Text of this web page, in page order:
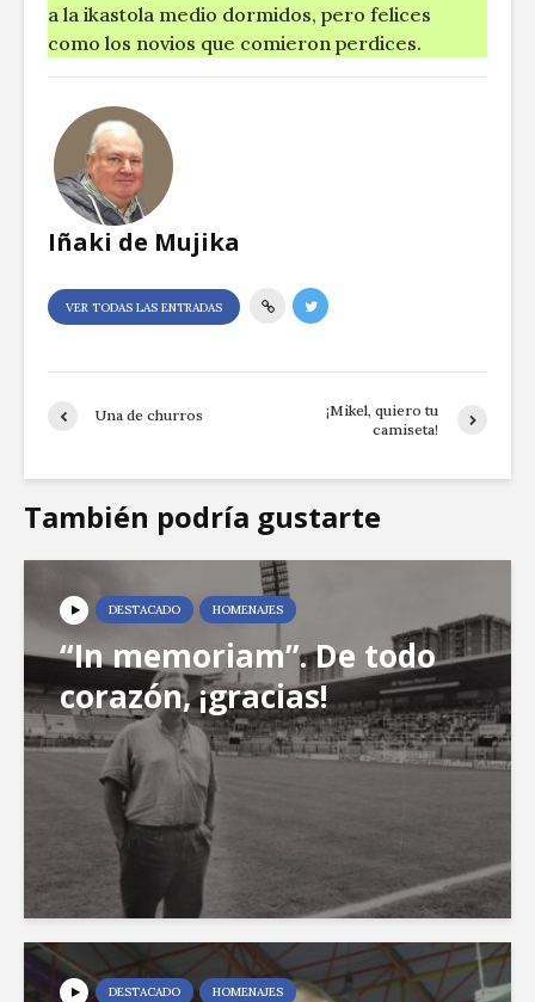
a la ikastola medio dormidos, pero felices
como los novios que comieron perdices.
Iñaki de Mujika
VER TODAS LAS ENTRADAS
Una de churros
¡Mikel, quiero tu
camiseta!
También podría gustarte
DESTACADO HOMENAJES
“In memoriam”. De todo
corazón, ¡gracias!
DESTACADO HOMENAJES